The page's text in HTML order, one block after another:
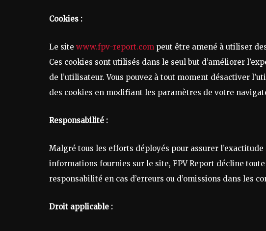
Cookies :
Le site www.fpv-report.com peut être amené à utiliser
Ces cookies sont utilisés dans le seul but d’améliorer
de l’utilisateur. Vous pouvez à tout moment désactiver
des cookies en modifiant les paramètres de votre
Responsabilité :
Malgré tous les efforts déployés pour assurer l’exactitude
informations fournies sur le site, FPV Report décline toute
responsabilité en cas d’erreurs ou d’omissions dans les
Droit applicable :